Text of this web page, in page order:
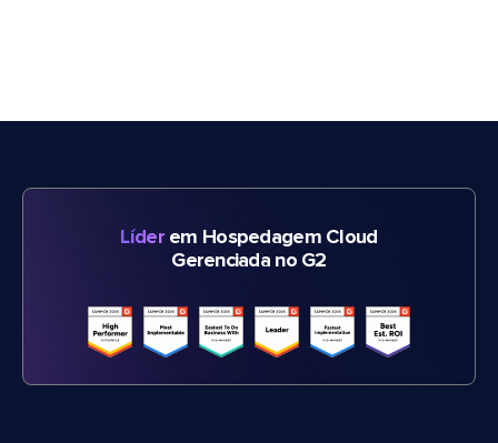
Líderem Hospedagem Cloud
Gerenciada no G2